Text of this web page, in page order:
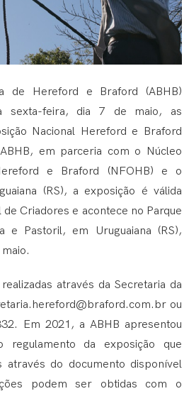
de Hereford e Braford (ABHB)
sexta-feira, dia 7 de maio, as
Nacional Hereford e Braford
em parceria com o Núcleo
e Braford (NFOHB) e o
(RS), a exposição é válida
Criadores e acontece no Parque
e Pastoril, em Uruguaiana (RS),
através da Secretaria da
ou
Em 2021, a ABHB apresentou
regulamento da exposição que
através do documento disponível
podem ser obtidas com o